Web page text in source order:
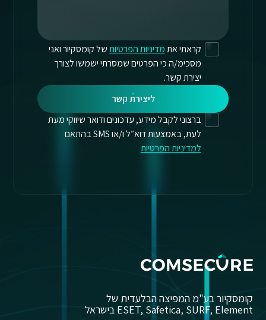
קראתי אתמדיניות הפרטיותשל קומסקיור ואני
מסכימ/ה כי הפרטים שמסרתי ישמשו לצורך
יצירת קשר.
ליצירת קשר
ברצוני לקבל מידע, עדכונים ודואר שיווקי מעת
לעת, באמצעות דוא״ל ו/או SMS בהתאם
למדיניות הפרטיות
קומסקיור בע"מ המפיצה הבלעדית של
ESET, Safetica, SURF, Element בישראל